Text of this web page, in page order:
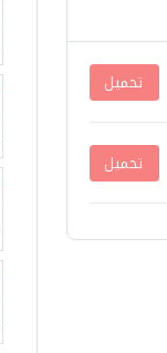
تحميل
تحميل